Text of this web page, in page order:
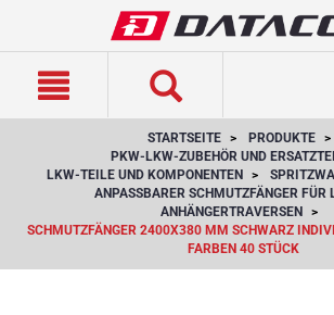
STARTSEITE
PRODUKTE
PKW-LKW-ZUBEHÖR UND
LKW-TEILE UND KOMPONENTEN
ANPASSBARER SCHMUTZFÄNGER FÜR
ANHÄNGERTRAVERSEN
SCHMUTZFÄNGER 2400X380 MM SCHWARZ
FARBEN 40 STÜCK